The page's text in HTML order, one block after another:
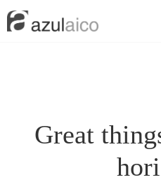
Great